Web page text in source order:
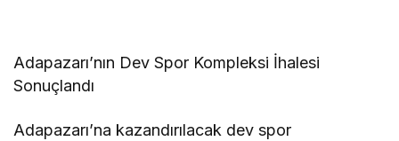
Adapazarı’nın Dev Spor Kompleksi İhalesi
Sonuçlandı
Adapazarı’na kazandırılacak dev spor